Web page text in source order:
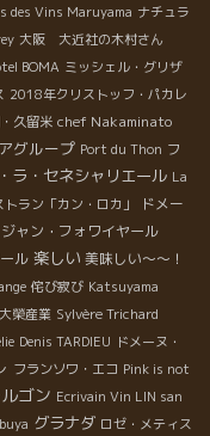
des Vins Maruyama ナチュラ
大阪 大近社の木村さん
BOMA ミッシェル・グリザ
2018年クリストッフ・パカレ
久留米 chef Nakaminato
グループ Port du Thon フ
ラ・セネシャリエール La
ラン「カン・ロカ」
ドメー
ジャン・フォワイヤール
ル 楽しい 美味しい～～！
侘び寂び Katsuyama
大榮産業 Sylvère Trichard
Denis TARDIEU ドメーヌ・
フランソワ・エコ Pink is not
ゴン Ecrivain Vin LIN san
グラナダ ロゼ・メティス